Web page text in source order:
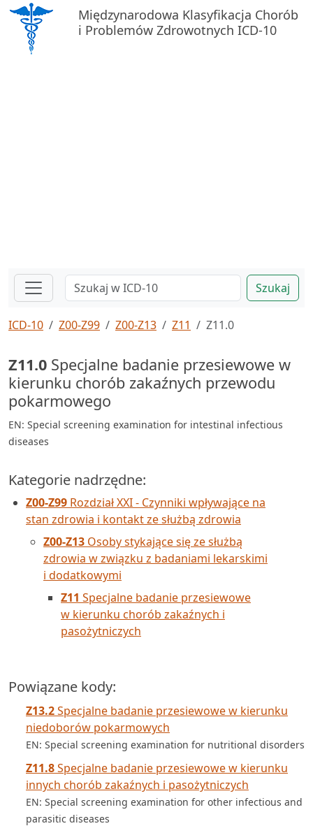
Międzynarodowa Klasyfikacja Chorób
i Problemów Zdrowotnych ICD-10
Szukaj
ICD-10 Z00-Z99 Z00-Z13 Z11 Z11.0
Z11.0 Specjalne badanie przesiewowe w
kierunku chorób zakaźnych przewodu
pokarmowego
EN: Special screening examination for intestinal infectious
diseases
Kategorie nadrzędne:
Z00-Z99 Rozdział XXI - Czynniki wpływające na
stan zdrowia i kontakt ze służbą zdrowia
Z00-Z13 Osoby stykające się ze służbą
zdrowia w związku z badaniami lekarskimi
i dodatkowymi
Z11 Specjalne badanie przesiewowe
w kierunku chorób zakaźnych i
pasożytniczych
Powiązane kody:
Z13.2Specjalne badanie przesiewowe w kierunku
niedoborów pokarmowych
EN: Special screening examination for nutritional disorders
Z11.8Specjalne badanie przesiewowe w kierunku
innych chorób zakaźnych i pasożytniczych
EN: Special screening examination for other infectious and
parasitic diseases